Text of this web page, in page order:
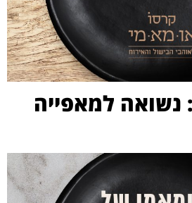
נשואה למאפייה